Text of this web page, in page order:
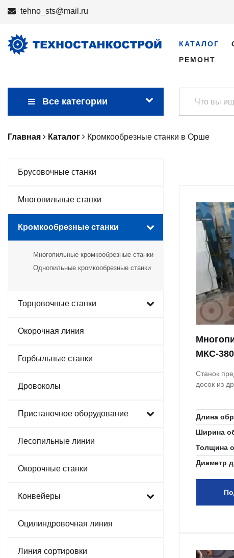
tehno_sts@mail.ru
КАТАЛОГ
РЕМОНТ
Все категории
Главная Каталог Кромкообрезные станки в Орше
Брусовочные станки
Многопильные станки
Кромкообрезные станки
Многопильные кромкообрезные станки
Однопильные кромкообрезные станки
Торцовочные станки
Окорочная линия
Горбыльные станки
Дровоколы
Пристаночное оборудование
Лесопильные линии
Окорочные станки
Конвейеры
Оцилиндровочная линия
Линия сортировки
МКС-
Станок
досок из
Длина
Ширина
Толщина
Диаметр